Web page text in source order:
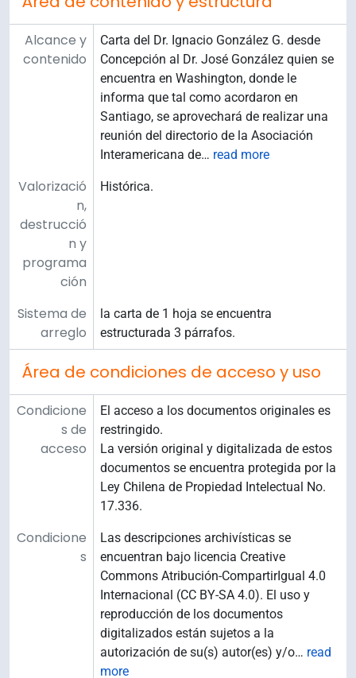
Alcance y
contenido
Carta del Dr. Ignacio González G. desde
Concepción al Dr. José González quien se
encuentra en Washington, donde le
informa que tal como acordaron en
Santiago, se aprovechará de realizar una
reunión del directorio de la Asociación
Interamericana de… read more
Valorizació
n,
destrucció
n y
programa
ción
Histórica.
Sistema de
arreglo
la carta de 1 hoja se encuentra
estructurada 3 párrafos.
Área de condiciones de acceso y uso
Condicione
s de
acceso
El acceso a los documentos originales es
restringido.
La versión original y digitalizada de estos
documentos se encuentra protegida por la
Ley Chilena de Propiedad Intelectual No.
17.336.
Condicione
s
Las descripciones archivísticas se
encuentran bajo licencia Creative
Commons Atribución-CompartirIgual 4.0
Internacional (CC BY-SA 4.0). El uso y
reproducción de los documentos
digitalizados están sujetos a la
autorización de su(s) autor(es) y/o… read
more